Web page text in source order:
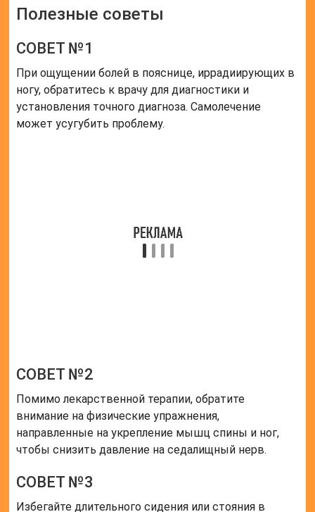
Полезные советы
СОВЕТ №1
При ощущении болей в пояснице, иррадиирующих в
ногу, обратитесь к врачу для диагностики и
установления точного диагноза. Самолечение
может усугубить проблему.
СОВЕТ №2
Помимо лекарственной терапии, обратите
внимание на физические упражнения,
направленные на укрепление мышц спины и ног,
чтобы снизить давление на седалищный нерв.
СОВЕТ №3
Избегайте длительного сидения или стояния в